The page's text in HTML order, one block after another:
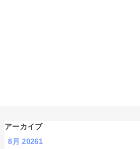
アーカイブ
8月 20261